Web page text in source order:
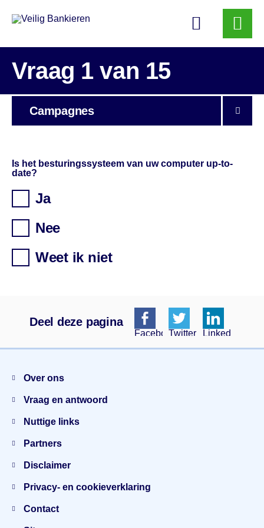
Veilig
Bankieren
Vraag 1 van 15
Is het besturingssysteem van uw computer up-to-
date?
Ja
Nee
Weet ik niet
Deel deze pagina
FacebookTwitter Linkedin
Campagnes
Over ons
Vraag en antwoord
Nuttige links
Partners
Disclaimer
Privacy- en cookieverklaring
Contact